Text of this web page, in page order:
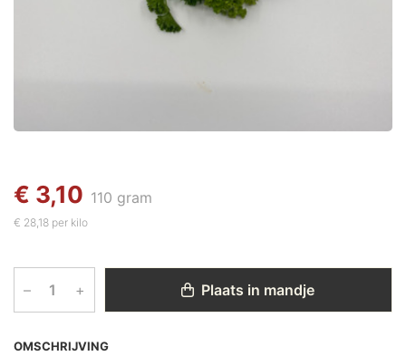
OMSCHRIJVING
€ 3,10 110 gram
€ 28,18 per kilo
– + Plaats in mandje